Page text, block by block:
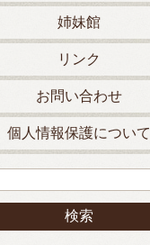
姉妹館
リンク
お問い合わせ
個人情報保護について